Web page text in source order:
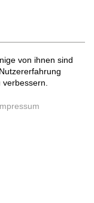
von ihnen sind